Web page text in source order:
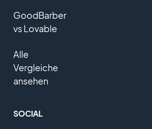
GoodBarber
vs Lovable
Alle
Vergleiche
ansehen
SOCIAL